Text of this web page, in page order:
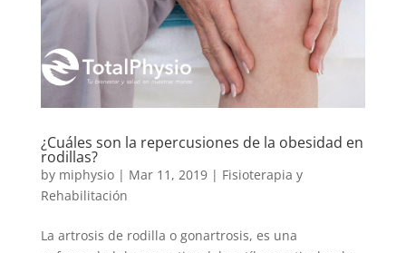
¿Cuáles son la repercusiones de la obesidad en
rodillas?
by miphysio| Mar 11, 2019| Fisioterapia y
Rehabilitación
La artrosis de rodilla o gonartrosis, es una